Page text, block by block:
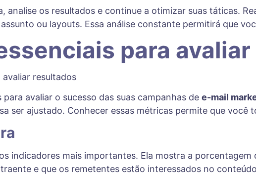
analise os resultados e continue a otimizar suas táticas.
ou layouts. Essa análise constante permitirá que
para
avaliar o sucesso das suas campanhas de e-mail
ser ajustado. Conhecer essas métricas permite que
indicadores mais importantes. Ela mostra a
e que os remetentes estão interessados no